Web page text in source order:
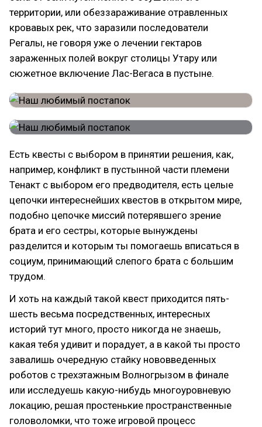
территории, или обеззараживание отравленных
кровавых рек, что заразили последователи
Регалы, не говоря уже о лечении гектаров
зараженных полей вокруг столицы Утару или
сюжетное включение Лас-Вегаса в пустыне.
Есть квесты с выбором в принятии решения, как,
например, конфликт в пустынной части племени
Тенакт с выбором его предводителя, есть целые
цепочки интереснейших квестов в открытом мире,
подобно цепочке миссий потерявшего зрение
брата и его сестры, которые вынуждены
разделится и которым ты помогаешь вписаться в
социум, принимающий слепого брата с большим
трудом.
И хоть на каждый такой квест приходится пять-
шесть весьма посредственных, интересных
историй тут много, просто никогда не знаешь,
какая тебя удивит и порадует, а в какой ты просто
завалишь очередную стайку нововведенных
роботов с трехэтажным Волногрызом в финале
или исследуешь какую-нибудь многоуровневую
локацию, решая простенькие пространственные
головоломки, что тоже игровой процесс